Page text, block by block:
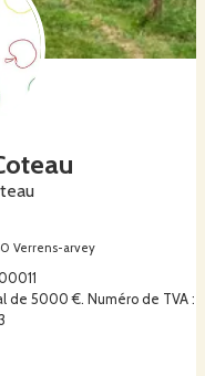
Verrens-arvey
de 5000 €. Numéro de TVA :